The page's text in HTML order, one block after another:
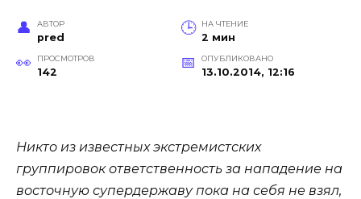
АВТОР
pred
НА ЧТЕНИЕ
2 мин
ПРОСМОТРОВ
142
ОПУБЛИКОВАНО
13.10.2014, 12:16
Никто из известных экстремистских
группировок ответственность за нападение на
восточную супердержаву пока на себя не взял,